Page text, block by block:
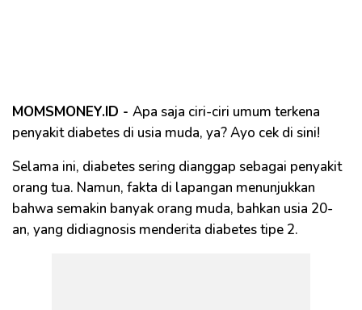
MOMSMONEY.ID - Apa saja ciri-ciri umum terkena
penyakit diabetes di usia muda, ya? Ayo cek di sini!
Selama ini, diabetes sering dianggap sebagai penyakit
orang tua. Namun, fakta di lapangan menunjukkan
bahwa semakin banyak orang muda, bahkan usia 20-
an, yang didiagnosis menderita diabetes tipe 2.